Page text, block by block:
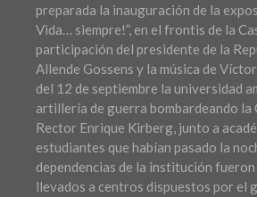
preparada la inauguración de la
Vida… siempre!”, en el frontis de la
participación del presidente de la
Allende Gossens y la música de
del 12 de septiembre la universidad
artillería de guerra bombardeando la
Rector Enrique Kirberg, junto a
estudiantes que habían pasado la
dependencias de la institución
llevados a centros dispuestos por el